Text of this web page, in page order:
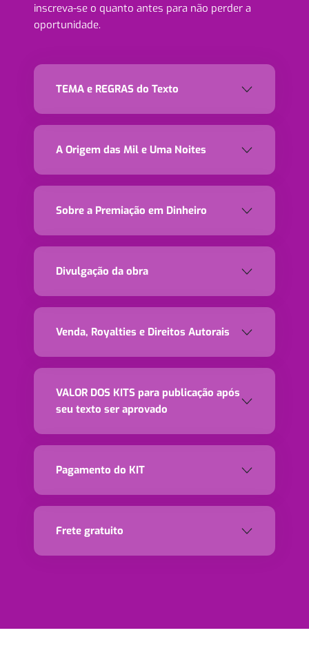
inscreva-se o quanto antes para não perder a
oportunidade.
TEMA e REGRAS do Texto
A Origem das Mil e Uma Noites
Sobre a Premiação em Dinheiro
Divulgação da obra
Venda, Royalties e Direitos Autorais
VALOR DOS KITS para publicação após
seu texto ser aprovado
Pagamento do KIT
Frete gratuito